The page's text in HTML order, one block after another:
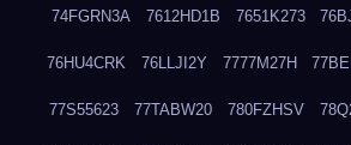
74FGRN3A 7612HD1B 7651K273
76HU4CRK 76LLJI2Y 7777M27H
77S55623 77TABW20 780FZHSV